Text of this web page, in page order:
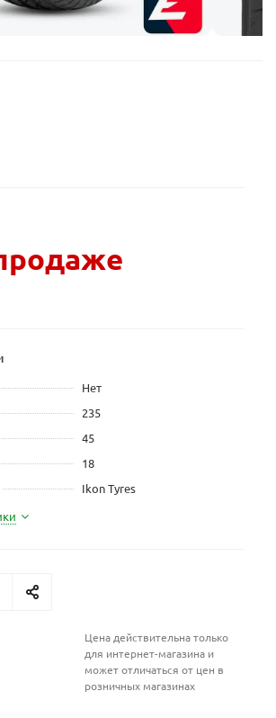
Нет
235
45
18
Ikon Tyres
Цена действительна только
для интернет-магазина и
может отличаться от цен в
розничных магазинах